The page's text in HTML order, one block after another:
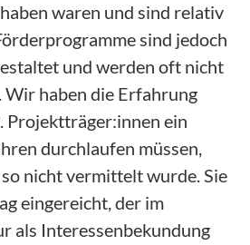
waren und sind relativ
sind jedoch
und werden oft nicht
haben die Erfahrung
Projektträger:innen ein
durchlaufen müssen,
nicht vermittelt wurde. Sie
eingereicht, der im
als Interessenbekundung